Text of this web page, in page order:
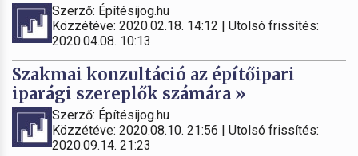
Szerző: Építésijog.hu
Közzétéve: 2020.02.18. 14:12 | Utolsó frissítés:
2020.04.08. 10:13
Szakmai konzultáció az építőipari
iparági szereplők számára »
Szerző: Építésijog.hu
Közzétéve: 2020.08.10. 21:56 | Utolsó frissítés:
2020.09.14. 21:23